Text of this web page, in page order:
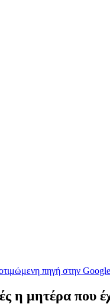
πηγή στην Google
η μητέρα που